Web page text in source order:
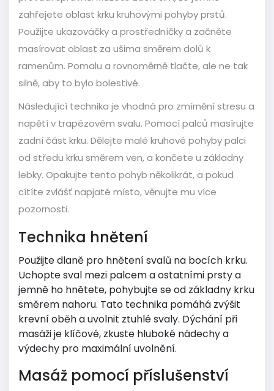
zahřejete oblast krku kruhovými pohyby prstů.
Použijte ukazováčky a prostředníčky a začněte
masírovat oblast za ušima směrem dolů k
ramenům. Pomalu a rovnoměrně tlačte, ale ne tak
silně, aby to bylo bolestivé.
Následující technika je vhodná pro zmírnění stresu a
napětí v trapézovém svalu. Pomocí palců masírujte
zadní část krku. Dělejte malé kruhové pohyby palci
od středu krku směrem ven, a končete u základny
lebky. Opakujte tento pohyb několikrát, a pokud
cítíte zvlášť napjaté místo, věnujte mu více
pozornosti.
Technika hnětení
Použijte dlaně pro hnětení svalů na bocích krku.
Uchopte sval mezi palcem a ostatními prsty a
jemně ho hnětete, pohybujte se od základny krku
směrem nahoru. Tato technika pomáhá zvýšit
krevní oběh a uvolnit ztuhlé svaly. Dýchání při
masáži je klíčové, zkuste hluboké nádechy a
výdechy pro maximální uvolnění.
Masáž pomocí příslušenství